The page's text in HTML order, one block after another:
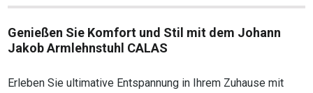
Genießen Sie Komfort und Stil mit dem Johann
Jakob Armlehnstuhl CALAS
Erleben Sie ultimative Entspannung in Ihrem Zuhause mit